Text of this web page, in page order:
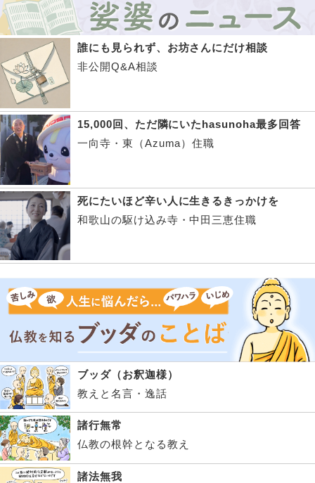
誰にも見られず、お坊さんにだけ相談
非公開Q&A相談
15,000回、ただ隣にいたhasunoha最多回答
一向寺・東（Azuma）住職
死にたいほど辛い人に生きるきっかけを
和歌山の駆け込み寺・中田三恵住職
ブッダ（お釈迦様）
教えと名言・逸話
諸行無常
仏教の根幹となる教え
諸法無我